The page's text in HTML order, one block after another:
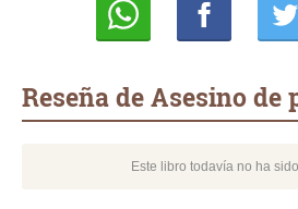
Reseña de Asesino de
Este libro todavía no ha